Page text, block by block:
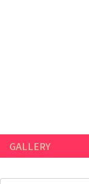
GALLERY